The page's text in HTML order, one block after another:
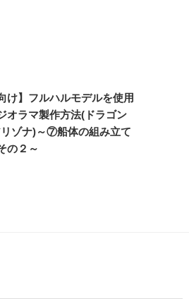
け】フルハルモデルを使用
オラマ製作方法(ドラゴン
ゾナ)～⑦船体の組み立て
の２～